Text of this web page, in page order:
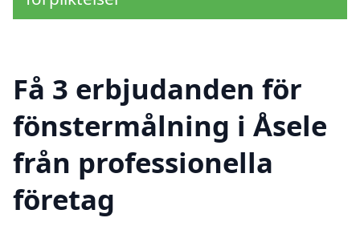
Få 3 erbjudanden för
fönstermålning i Åsele
från professionella
företag